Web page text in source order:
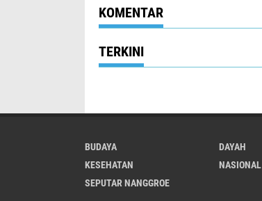
Dengan Hormat
KOMENTAR
TERKINI
BUDAYA DAYAH
KESEHATAN
NASIONAL
SEPUTAR NANGGROE